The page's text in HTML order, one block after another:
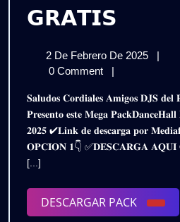
𝗚𝗥𝗔𝗧𝗜𝗦
𝟮𝟬𝟮𝟱
|
2 De Febrero De 2025
De
2025
|
0 Comment
|
𝐒𝐚𝐥𝐮𝐝𝐨𝐬 𝐂𝐨𝐫𝐝𝐢𝐚𝐥𝐞𝐬 𝐀𝐦𝐢𝐠𝐨𝐬 𝐃𝐉𝐒 𝐝𝐞𝐥 𝐏𝐥𝐚𝐧𝐞𝐭𝐚 𝐞𝐧𝐭𝐞𝐫𝐨𝐀𝐪𝐮𝐢 𝐥𝐞𝐬
𝐏𝐫𝐞𝐬𝐞𝐧𝐭𝐨 𝐞𝐬𝐭𝐞 𝐌𝐞𝐠𝐚
𝟐𝟎𝟐𝟓 ✔𝐋𝐢𝐧𝐤 𝐝𝐞 𝐝𝐞𝐬𝐜𝐚𝐫𝐠𝐚 𝐩𝐨𝐫
𝐎𝐏𝐂𝐈𝐎𝐍 𝟏👇 ✅𝐃𝐄𝐒𝐂𝐀𝐑𝐆𝐀 𝐀𝐐𝐔𝐈
[...]
DESCARGAR PACK